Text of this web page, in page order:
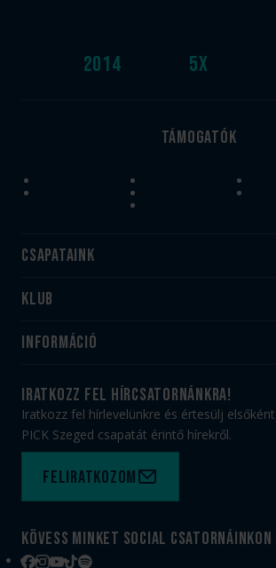
2014 5x
Támogatók
Csapataink
Felnőtt
Utánpótlás
Klub
#HandballFamily
Munkatársaink
PICK Aréna
Sajtóakkreditáció
Információ
Jegy- és bérletvásárlás
Webshop
Felhasználási feltételek
Kapcsolat
iratkozz fel hírcsatornánkra!
Iratkozz fel hírlevelünkre és értesülj
PICK Szeged csapatát érintő hírekről.
Feliratkozom
Kövess minket social csatornáinkon
Facebook
Instagram
YouTube
TikTokSpotify